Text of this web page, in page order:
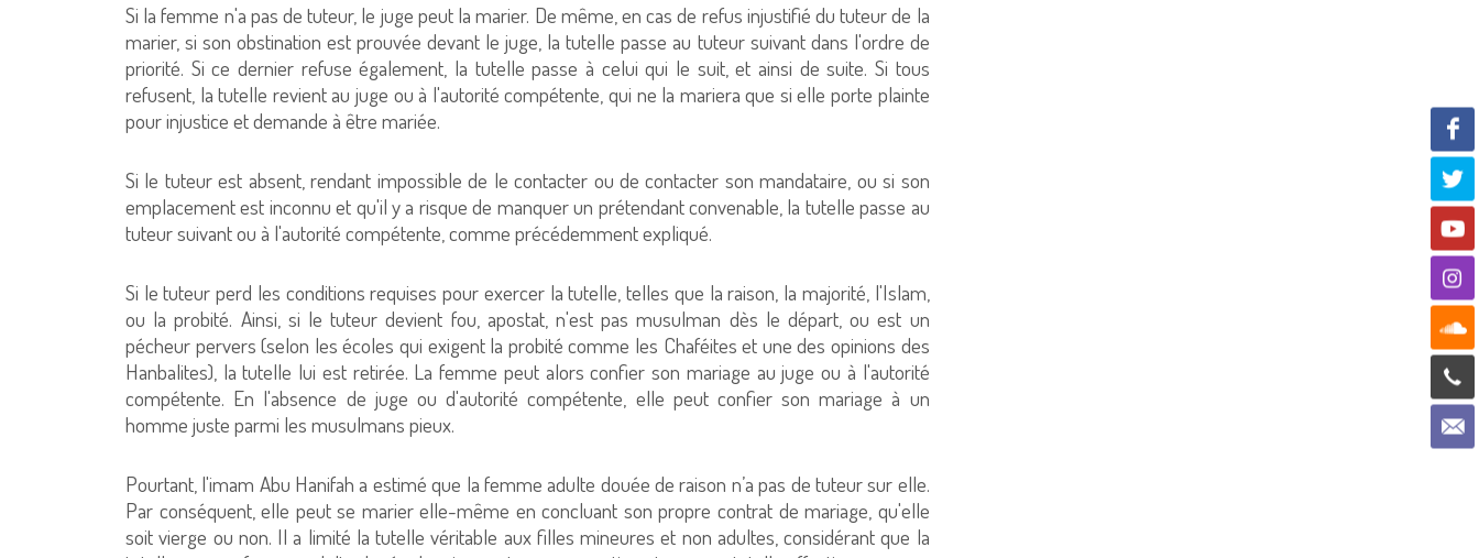
Si la femme n'a pas de tuteur, le juge peut la marier. De même, en cas de refus injustifié du tuteur de la
marier, si son obstination est prouvée devant le juge, la tutelle passe au tuteur suivant dans l'ordre de
priorité. Si ce dernier refuse également, la tutelle passe à celui qui le suit, et ainsi de suite. Si tous
refusent, la tutelle revient au juge ou à l'autorité compétente, qui ne la mariera que si elle porte plainte
pour injustice et demande à être mariée.
Si le tuteur est absent, rendant impossible de le contacter ou de contacter son mandataire, ou si son
emplacement est inconnu et qu'il y a risque de manquer un prétendant convenable, la tutelle passe au
tuteur suivant ou à l'autorité compétente, comme précédemment expliqué.
Si le tuteur perd les conditions requises pour exercer la tutelle, telles que la raison, la majorité, l'Islam,
ou la probité. Ainsi, si le tuteur devient fou, apostat, n'est pas musulman dès le départ, ou est un
pécheur pervers (selon les écoles qui exigent la probité comme les Chaféites et une des opinions des
Hanbalites), la tutelle lui est retirée. La femme peut alors confier son mariage au juge ou à l'autorité
compétente. En l'absence de juge ou d'autorité compétente, elle peut confier son mariage à un
homme juste parmi les musulmans pieux.
Pourtant, l'imam Abu Hanifah a estimé que la femme adulte douée de raison n’a pas de tuteur sur elle.
Par conséquent, elle peut se marier elle-même en concluant son propre contrat de mariage, qu'elle
soit vierge ou non. Il a limité la tutelle véritable aux filles mineures et non adultes, considérant que la